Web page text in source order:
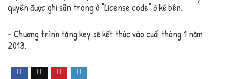
quyền được ghi sẵn trong ô “License code” ở kế bên.
– Chương trình tặng key sẽ kết thúc vào cuối tháng 1 năm
2013.